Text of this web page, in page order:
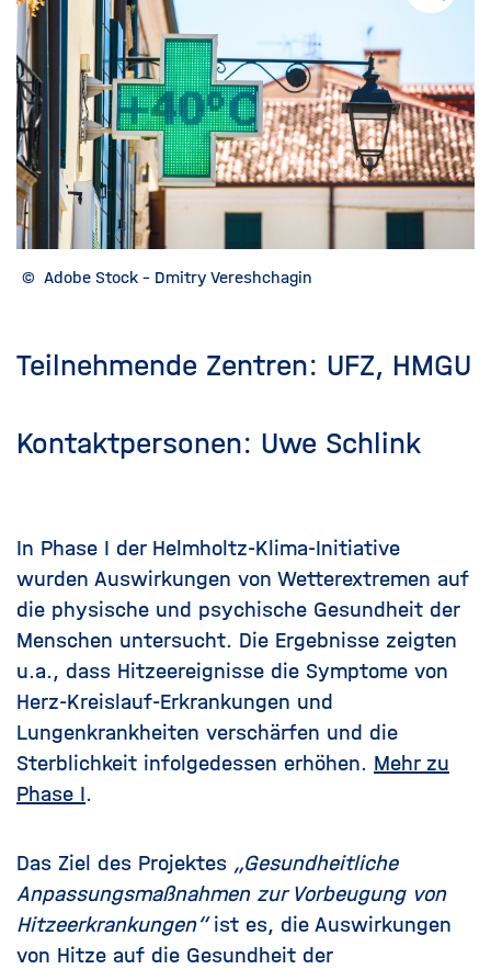
© Adobe Stock - Dmitry Vereshchagin
Teilnehmende Zentren: UFZ, HMGU
Kontaktpersonen: Uwe Schlink
In Phase I der Helmholtz-Klima-Initiative
wurden Auswirkungen von Wetterextremen auf
die physische und psychische Gesundheit der
Menschen untersucht. Die Ergebnisse zeigten
u.a., dass Hitzeereignisse die Symptome von
Herz-Kreislauf-Erkrankungen und
Lungenkrankheiten verschärfen und die
Sterblichkeit infolgedessen erhöhen. Mehr zu
Phase I.
Das Ziel des Projektes „Gesundheitliche
Anpassungsmaßnahmen zur Vorbeugung von
Hitzeerkrankungen“ist es, die Auswirkungen
von Hitze auf die Gesundheit der